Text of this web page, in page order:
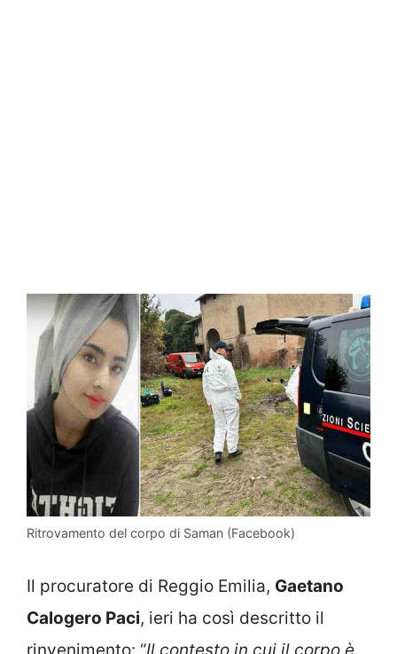
Ritrovamento del corpo di Saman (Facebook)
Il procuratore di Reggio Emilia, Gaetano
Calogero Paci, ieri ha così descritto il
rinvenimento: “Il contesto in cui il corpo è